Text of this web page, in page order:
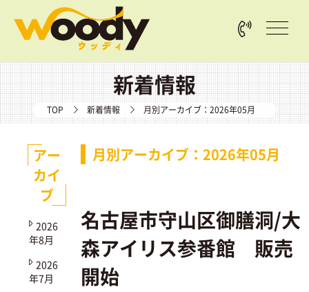
新着情報
TOP 新着情報 月別アーカイブ：2026年05月
月別アーカイブ：2026年05月
名古屋市守山区御膳洞/大
森アイリス参番館 販売
開始
アー
カイ
ブ
2026
年8月
2026
年7月